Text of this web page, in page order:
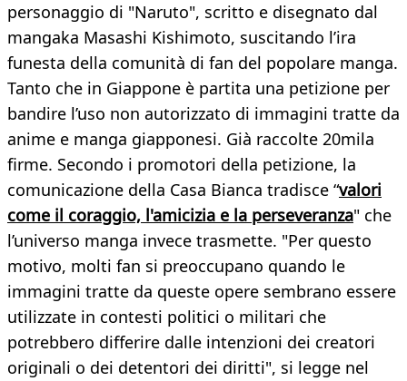
personaggio di "Naruto", scritto e disegnato dal
mangaka Masashi Kishimoto, suscitando l’ira
funesta della comunità di fan del popolare manga.
Tanto che in Giappone è partita una petizione per
bandire l’uso non autorizzato di immagini tratte da
anime e manga giapponesi. Già raccolte 20mila
firme. Secondo i promotori della petizione, la
comunicazione della Casa Bianca tradisce “valori
come il coraggio, l'amicizia e la perseveranza" che
l’universo manga invece trasmette. "Per questo
motivo, molti fan si preoccupano quando le
immagini tratte da queste opere sembrano essere
utilizzate in contesti politici o militari che
potrebbero differire dalle intenzioni dei creatori
originali o dei detentori dei diritti", si legge nel